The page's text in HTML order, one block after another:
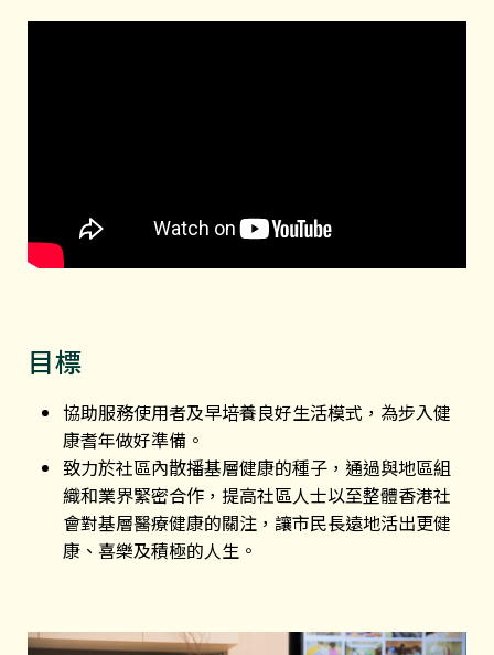
目標
協助服務使用者及早培養良好生活模式，為步入健
康耆年做好準備。
致力於社區內散播基層健康的種子，通過與地區組
織和業界緊密合作，提高社區人士以至整體香港社
會對基層醫療健康的關注，讓市民長遠地活出更健
康、喜樂及積極的人生。